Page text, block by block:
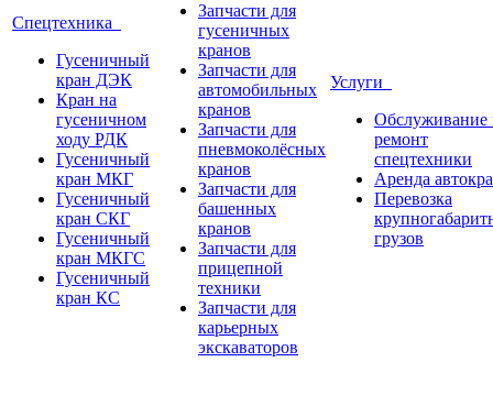
Спецтехника
Гусеничный
кран ДЭК
Кран на
гусеничном
ходу РДК
Гусеничный
кран МКГ
Гусеничный
кран СКГ
Гусеничный
кран МКГС
Гусеничный
кран КС
Запчасти для
гусеничных
кранов
Запчасти для
автомобильных
кранов
Запчасти для
пневмоколёсных
кранов
Запчасти для
башенных
кранов
Запчасти для
прицепной
техники
Запчасти для
карьерных
экскаваторов
Услуги
Обслуживание
ремонт
спецтехники
Аренда
Перевозка
грузов